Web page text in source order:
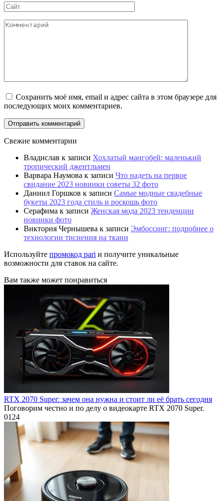
Сайт
Комментарий
Сохранить моё имя, email и адрес сайта в этом браузере для
последующих моих комментариев.
Свежие комментарии
Владислав к записи Хохлатый мангобей: маленький
тропический джентльмен
Варвара Наумова к записи Что надеть на первое
свидание 2023 новинки советы 32 фото
Даниил Горшков к записи Самые модные свадебные
букеты 2023 года стиль и роскошь фото
Серафима к записи Женская мода 2023 тенденции
новинки фото
Виктория Чернышева к записи Эмбоссинг: подробнее о
технологии тиснения на ткани
Используйте промокод pari и получите уникальные
возможности для ставок на сайте.
Вам также может понравиться
RTX 2070 Super: зачем она нужна и стоит ли её брать сегодня
Поговорим честно и по делу о видеокарте RTX 2070 Super.
0124